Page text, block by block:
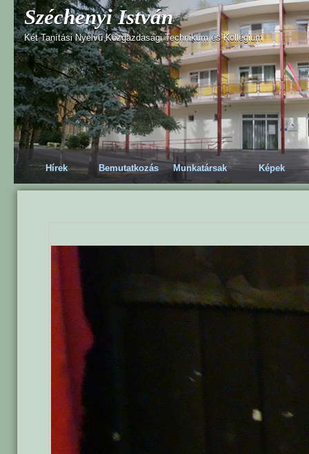
Széchenyi István
Két Tanítási Nyelvű Közgazdasági Technikum és Kollégium
Hírek Bemutatkozás Munkatársak Képek